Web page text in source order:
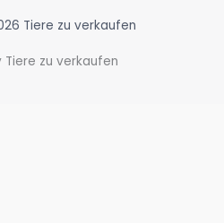
Tiere zu verkaufen
Tiere zu verkaufen